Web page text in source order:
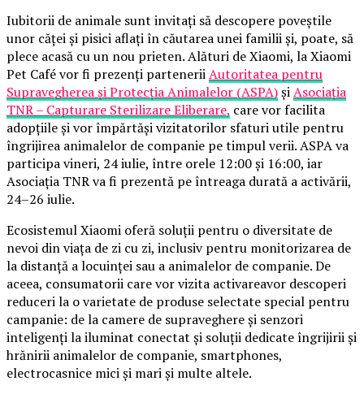
Iubitorii de animale sunt invitați să descopere poveștile
unor căței și pisici aflați în căutarea unei familii și, poate, să
plece acasă cu un nou prieten. Alături de Xiaomi, la Xiaomi
Pet Café vor fi prezenți parteneriiAutoritatea pentru
Supravegherea și Protecția Animalelor (ASPA)șiAsociația
TNR – Capturare Sterilizare Eliberare, care vor facilita
adopțiile și vor împărtăși vizitatorilor sfaturi utile pentru
îngrijirea animalelor de companie pe timpul verii. ASPA va
participa vineri, 24 iulie, între orele 12:00 și 16:00, iar
Asociația TNR va fi prezentă pe întreaga durată a activării,
24–26 iulie.
Ecosistemul Xiaomi oferă soluții pentru o diversitate de
nevoi din viața de zi cu zi, inclusiv pentru monitorizarea de
la distanță a locuinței sau a animalelor de companie. De
aceea, consumatorii care vor vizita activareavor descoperi
reduceri la o varietate de produse selectate special pentru
campanie: de la camere de supraveghere și senzori
inteligenți la iluminat conectat și soluții dedicate îngrijirii și
hrănirii animalelor de companie, smartphones,
electrocasnice mici și mari și multe altele.